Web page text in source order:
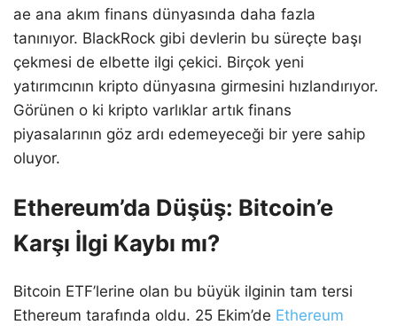
ae ana akım finans dünyasında daha fazla
tanınıyor. BlackRock gibi devlerin bu süreçte başı
çekmesi de elbette ilgi çekici. Birçok yeni
yatırımcının kripto dünyasına girmesini hızlandırıyor.
Görünen o ki kripto varlıklar artık finans
piyasalarının göz ardı edemeyeceği bir yere sahip
oluyor.
Ethereum’da Düşüş: Bitcoin’e
Karşı İlgi Kaybı mı?
Bitcoin ETF’lerine olan bu büyük ilginin tam tersi
Ethereum tarafında oldu. 25 Ekim’de Ethereum